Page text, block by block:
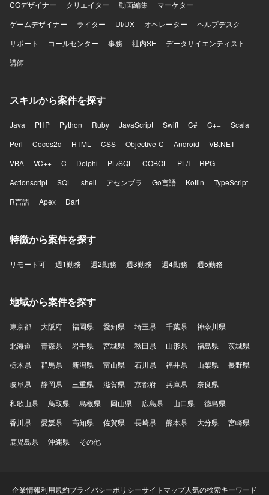
迎いたします。チームメンバーの経験や強みを尊重し技術
的な支援やナレッジ共有ができる方、開発速度と品質の両
ただきたいポジションです。 【ポジションの魅力】 AI音声
プロダクトを実際のコンタクトセンターへ導入し、現場か
ら得られるフィードバックをもとにプロダクトを改善して
様を実装するのではなく、顧客環境で発生している課題を
整理し、その場限りの個別対応ではなくプロダクトとして
ます。既存機能の改善と新規機能開発を両立するために、
開発優先順位やアーキテクチャ、チームの進め方そのもの
ドを横断して手を動かしながら将来的にはテックリードと
して技術面だけでなくチームの開発推進にも関与できるポ
ジションです。通話中のリアルタイム支援、通話内容の活
用、通話後業務の効率化など、音声と生成AIを組み合わせ
を用いて開発しております。バックエンドはTypeScript、
はPostgreSQLやQdrant（ベクトルデータベース）を使用し
しております。AIについてはOpenAI API、Anthropic APIな
どを活用しております。
CGデザイナー
クリエイター 動画編集
マーケター
ゲームデザイナー
ライター UI/UX オペレーター
ヘルプデスク
サポート
コールセンター 事務 社内SE
データサイエンティスト
講師
スキルから案件を探す
Java PHP Python Ruby JavaScript Swift C# C++
Scala
Perl
Cocos2d HTML CSS Objective-C Android
VB.NET
VBA
VC++ C Delphi PL/SQL COBOL PL/I
RPG
Actionscript
SQL shell アセンブラ Go言語 Kotlin
TypeScript
R言語
Apex Dart
特徴から案件を探す
リモート可 週1勤務 週2勤務 週3勤務 週4勤務 週5勤務
地域から案件を探す
東京都 大阪府 福岡県 愛知県 埼玉県 千葉県
神奈川県
北海道
青森県 岩手県 宮城県 秋田県 山形県 福島県
茨城県
栃木県
群馬県 新潟県 富山県 石川県 福井県 山梨県
長野県
岐阜県
静岡県 三重県 滋賀県 京都府 兵庫県
奈良県
和歌山県
鳥取県 島根県 岡山県 広島県 山口県
徳島県
香川県
愛媛県 高知県 佐賀県 長崎県 熊本県 大分県
宮崎県
鹿児島県
沖縄県 その他
企業情報利用規約プライバシーポリシーサイトマップ人気の検索キーワード